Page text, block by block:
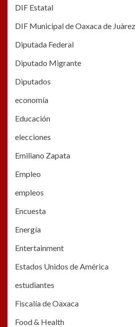
DIF Estatal
DIF Municipal de Oaxaca de Juàrez
Diputada Federal
Diputado Migrante
Diputados
economía
Educación
elecciones
Emiliano Zapata
Empleo
empleos
Encuesta
Energía
Entertainment
Estados Unidos de América
estudiantes
Fiscalía de Oaxaca
Food & Health